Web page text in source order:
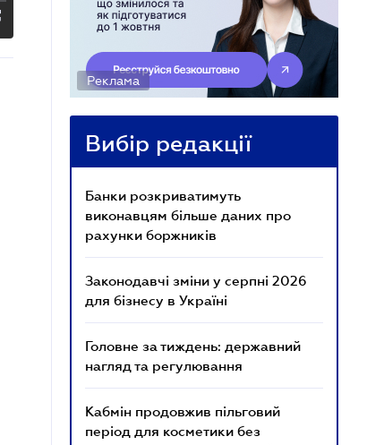
Реклама
Вибір редакції
Банки розкриватимуть
виконавцям більше даних про
рахунки боржників
Законодавчі зміни у серпні 2026
для бізнесу в Україні
Головне за тиждень: державний
нагляд та регулювання
Кабмін продовжив пільговий
період для косметики без